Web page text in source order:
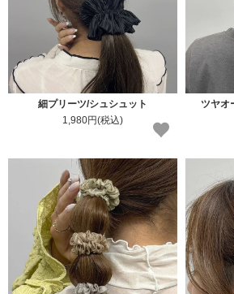
細プリーツ/シュシュット
1,980円(税込)
ツヤオ